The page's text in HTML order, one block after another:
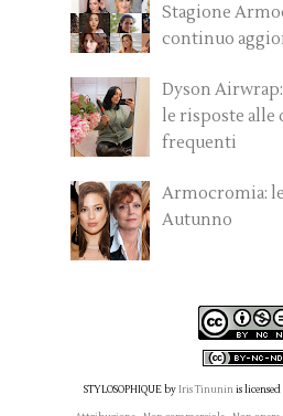
Stagione
continuo
Dyson
le risposte alle
frequenti
Armocromia:
Autunno
STYLOSOPHIQUE byIris Tinuninis